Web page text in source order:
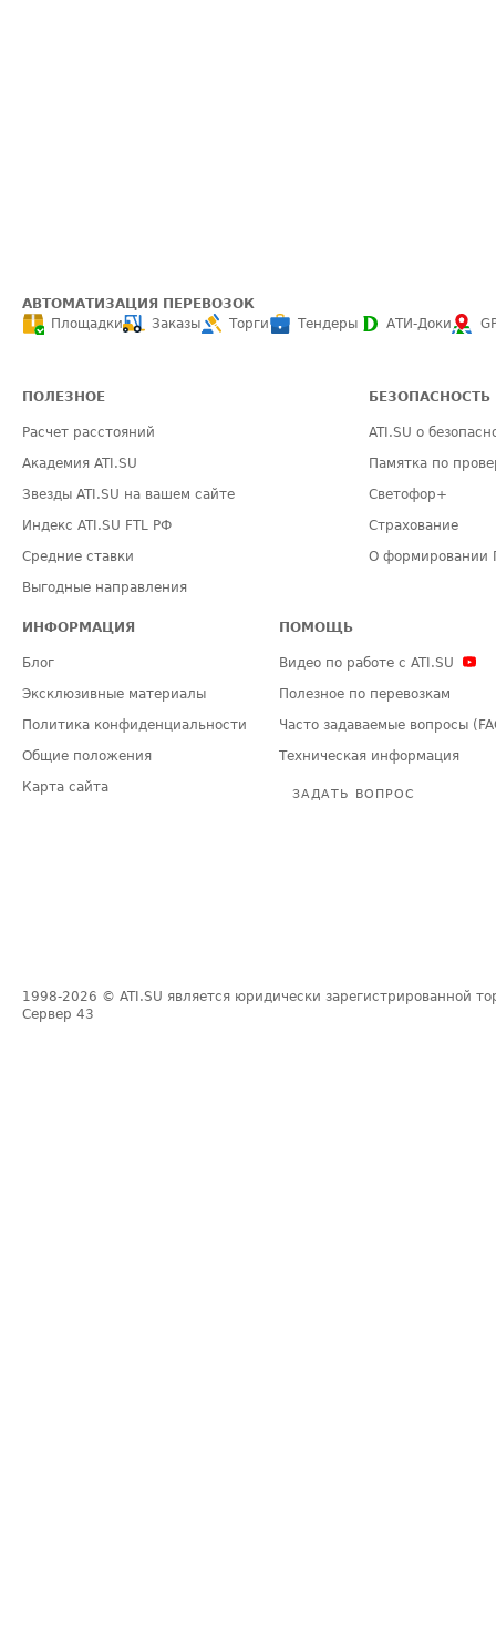
АВТОМАТИЗАЦИЯ ПЕРЕВОЗОК
Площадки
Заказы Торги Тендеры АТИ-Доки
ПОЛЕЗНОЕ
Расчет расстояний
Академия ATI.SU
Звезды ATI.SU на вашем сайте
Индекс ATI.SU FTL РФ
Средние ставки
Выгодные направления
БЕЗОПАСНОСТЬ
ATI.SU о
Памятка по
Светофор+
Страхование
О формировании
ИНФОРМАЦИЯ
Блог
Эксклюзивные материалы
Политика конфиденциальности
Общие положения
Карта сайта
ПОМОЩЬ
Видео по работе с ATI.SU
Полезное по перевозкам
Часто задаваемые вопросы
Техническая информация
ЗАДАТЬ ВОПРОС
1998-2026 © ATI.SU является юридически зарегистрированной
Сервер 43